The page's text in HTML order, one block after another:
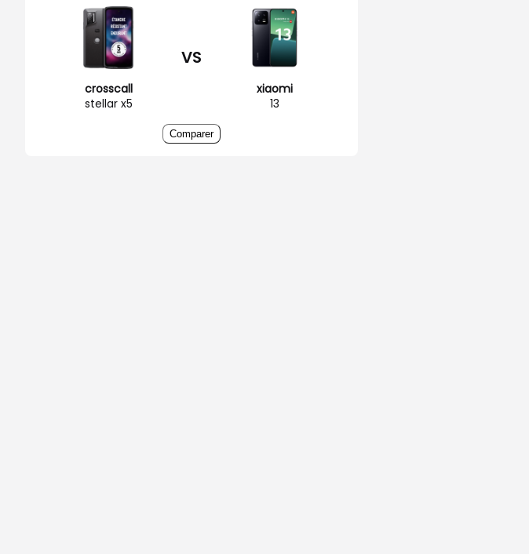
crosscall
stellar x5
VS
xiaomi
13
Comparer